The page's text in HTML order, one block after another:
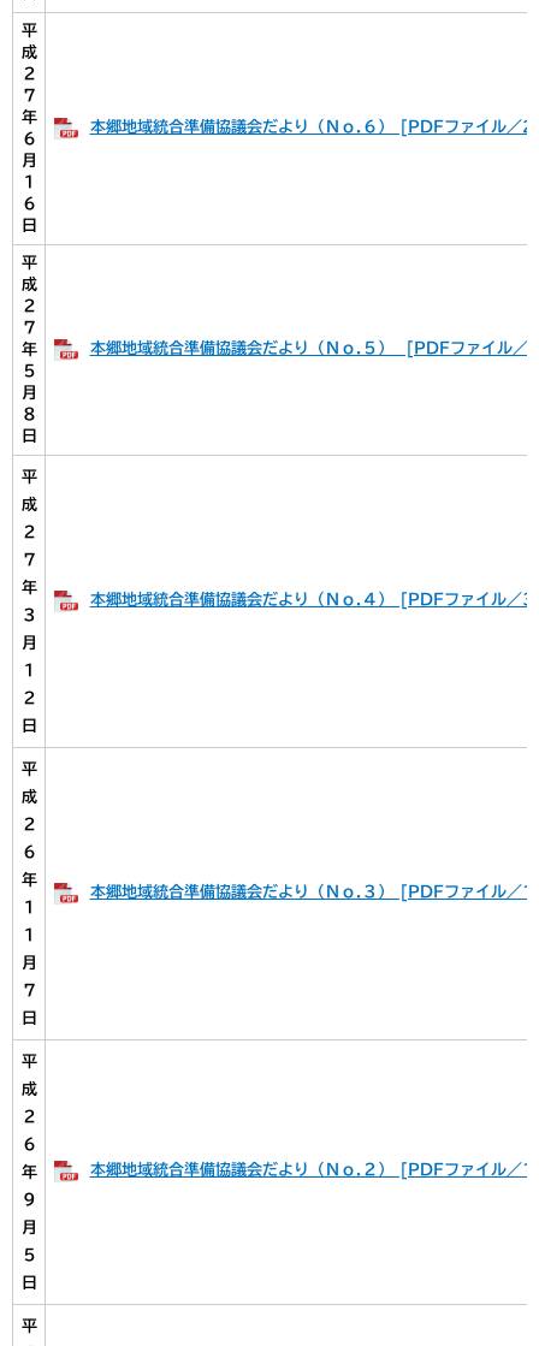
平
成
２
７
年
６
月
１
６
日
本郷地域統合準備協議会だより（Ｎｏ.６） [PDFファイル／
平
成
２
７
年
５
月
８
日
本郷地域統合準備協議会だより（Ｎｏ.５） [PDFファイル
平
成
２
７
年
３
月
１
２
日
本郷地域統合準備協議会だより（Ｎｏ.４） [PDFファイル／
平
成
２
６
年
１
１
月
７
日
本郷地域統合準備協議会だより（Ｎｏ.３） [PDFファイル／
平
成
２
６
年
９
月
５
日
本郷地域統合準備協議会だより（Ｎｏ.２） [PDFファイル／
平